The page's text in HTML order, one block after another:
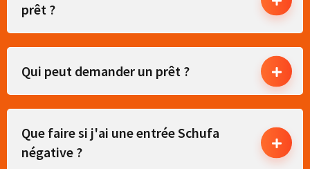
prêt ?
Qui peut demander un prêt ?
Que faire si j'ai une entrée Schufa
négative ?